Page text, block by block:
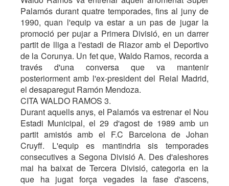
Palamós durant quatre temporades, fins al juny de
1990, quan l'equip va estar a un pas de jugar la
promoció per pujar a Primera Divisió, en un darrer
partit de lliga a l'estadi de Riazor amb el Deportivo
de la Corunya. Un fet que, Waldo Ramos, recorda a
través d'una conversa que va mantenir
posteriorment amb l'ex-president del Reial Madrid,
el desaparegut Ramón Mendoza.
CITA WALDO RAMOS 3.
Durant aquells anys, el Palamós va estrenar el Nou
Estadi Municipal, el 29 d'agost de 1989 amb un
partit amistós amb el F.C Barcelona de Johan
Cruyff. L'equip es mantindria sis temporades
consecutives a Segona Divisió A. Des d'aleshores
mai ha baixat de Tercera Divisió, categoria en la
que ha jugat força vegades la fase d'ascens,